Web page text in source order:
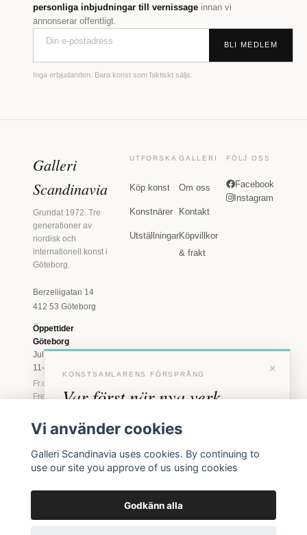
personliga inbjudningar till vernissage innan vi
annonserar offentligt.
BLI MEDLEM
Inga erbjudanden. Bara konst som faktiskt säljs.
Galleri
Scandinavia
Grundat 1972. Tre
generationer av
nordisk och
internationell konst i
Göteborg.
Berzeliigatan 14
412 53 Göteborg
Öppettider
Göteborg
Juli: Tis 11-18 · Lör
11-16
Fr.o.m. augusti: Tis-
Fre 11-18 · Lör 11-
Marstrand
2026
Tis-Fre 11-18 ·
UTFORSKA
Köp konst
Konstnärer
Utställningar
GALLERI
Om oss
Kontakt
Köpvillkor
& frakt
FÖLJ OSS
Facebook
Instagram
×
KONSTSAMLARENS FÖRSPRÅNG
Var först när nya verk
anländer
inbjudningar till vernissage, innan vi annonserar
offentligt.
Vi använder cookies
Galleri Scandinavia uses cookies. By continuing to
use our site you approve of us using cookies
Godkänn alla